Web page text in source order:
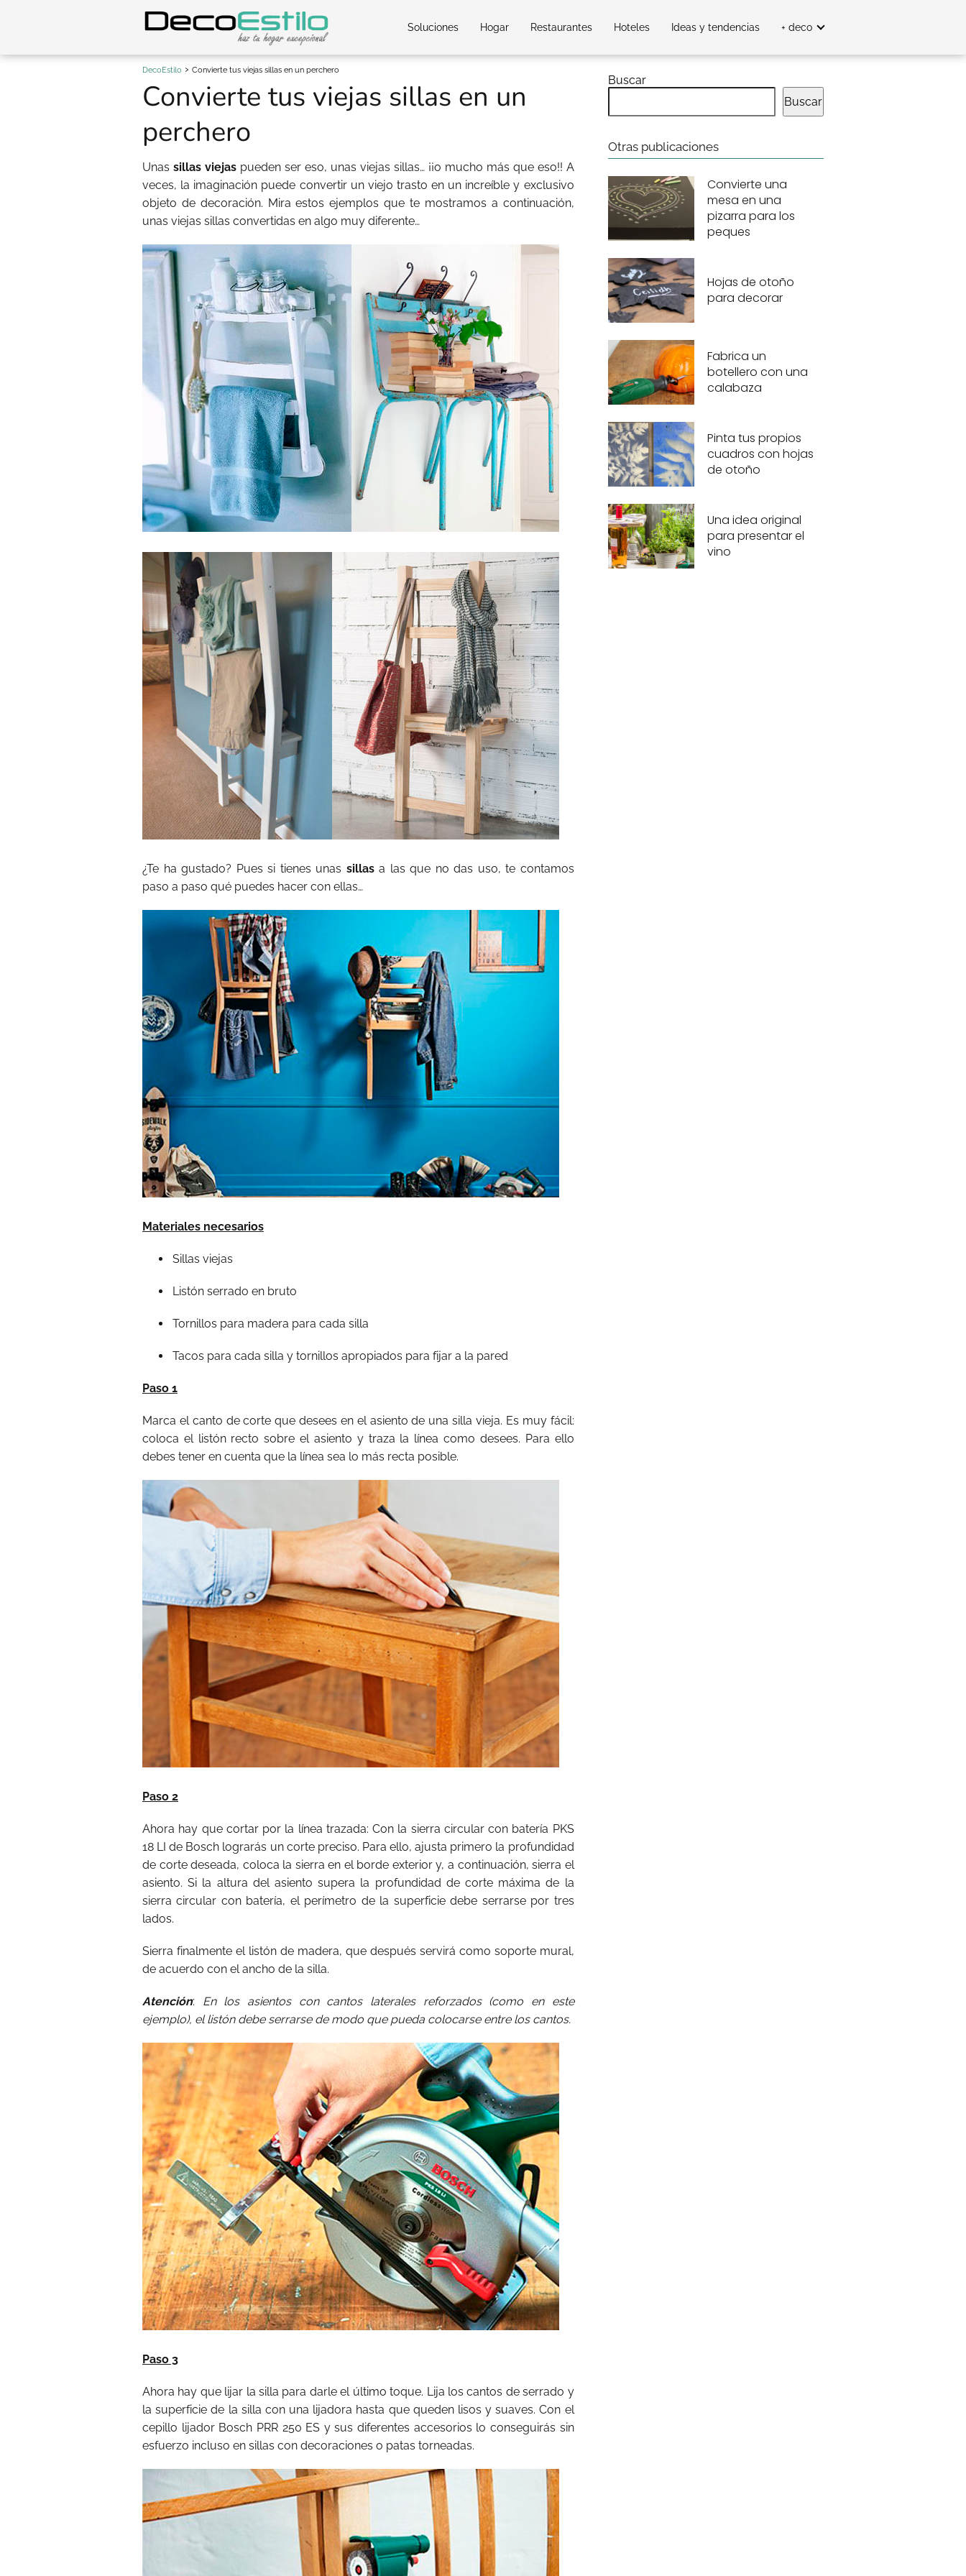
Soluciones Hogar Restaurantes Hoteles Ideas y tendencias + deco
DecoEstilo Convierte tus viejas sillas en un perchero
Convierte tus viejas sillas en un
perchero
Unas sillas viejaspueden ser eso, unas viejas sillas… ¡¡o mucho más que eso!! A
veces, la imaginación puede convertir un viejo trasto en un increíble y exclusivo
objeto de decoración. Mira estos ejemplos que te mostramos a continuación,
unas viejas sillas convertidas en algo muy diferente…
¿Te ha gustado? Pues si tienes unas sillasa las que no das uso, te contamos
paso a paso qué puedes hacer con ellas…
Materiales necesarios
Sillas viejas
Listón serrado en bruto
Tornillos para madera para cada silla
Tacos para cada silla y tornillos apropiados para fijar a la pared
Paso 1
Marca el canto de corte que desees en el asiento de una silla vieja. Es muy fácil:
coloca el listón recto sobre el asiento y traza la línea como desees. Para ello
debes tener en cuenta que la línea sea lo más recta posible.
Paso 2
Ahora hay que cortar por la línea trazada: Con la sierra circular con batería PKS
18 LI de Bosch lograrás un corte preciso. Para ello, ajusta primero la profundidad
de corte deseada, coloca la sierra en el borde exterior y, a continuación, sierra el
asiento. Si la altura del asiento supera la profundidad de corte máxima de la
sierra circular con batería, el perímetro de la superficie debe serrarse por tres
lados.
Sierra finalmente el listón de madera, que después servirá como soporte mural,
de acuerdo con el ancho de la silla.
Atención: En los asientos con cantos laterales reforzados (como en este
ejemplo), el listón debe serrarse de modo que pueda colocarse entre los cantos.
Paso 3
Ahora hay que lijar la silla para darle el último toque. Lija los cantos de serrado y
la superficie de la silla con una lijadora hasta que queden lisos y suaves. Con el
cepillo lijador Bosch PRR 250 ES y sus diferentes accesorios lo conseguirás sin
esfuerzo incluso en sillas con decoraciones o patas torneadas.
Buscar
Buscar
Otras publicaciones
Convierte una
mesa en una
pizarra para los
peques
Hojas de otoño
para decorar
Fabrica un
botellero con una
calabaza
Pinta tus propios
cuadros con hojas
de otoño
Una idea original
para presentar el
vino